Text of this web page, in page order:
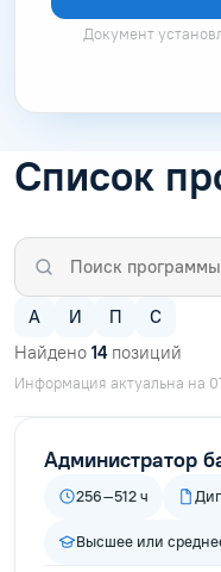
Документ
Список
А И П
С
Найдено 14позиций
Информация актуальна на
Администратор
256–512 ч
Высшее или